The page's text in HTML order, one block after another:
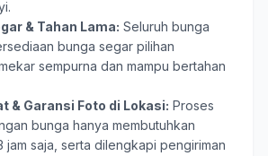
& Tahan Lama: Seluruh bunga
bunga segar pilihan
sempurna dan mampu bertahan
& Garansi Foto di Lokasi: Proses
bunga hanya membutuhkan
jam saja, serta dilengkapi pengiriman